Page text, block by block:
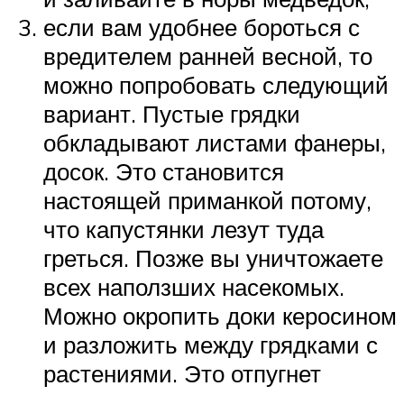
если вам удобнее бороться с
вредителем ранней весной, то
можно попробовать следующий
вариант. Пустые грядки
обкладывают листами фанеры,
досок. Это становится
настоящей приманкой потому,
что капустянки лезут туда
греться. Позже вы уничтожаете
всех наползших насекомых.
Можно окропить доки керосином
и разложить между грядками с
растениями. Это отпугнет